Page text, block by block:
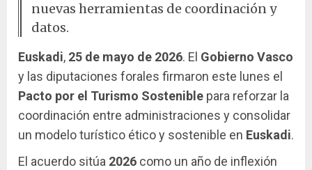
nuevas herramientas de coordinación y
datos.
Euskadi, 25 de mayo de 2026. El Gobierno Vasco
y las diputaciones forales firmaron este lunes el
Pacto por el Turismo Sostenible para reforzar la
coordinación entre administraciones y consolidar
un modelo turístico ético y sostenible en Euskadi.
El acuerdo sitúa 2026 como un año de inflexión